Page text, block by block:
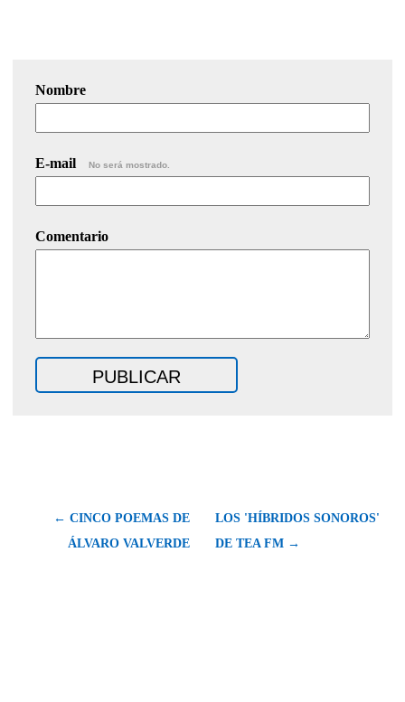
Nombre
E-mail No será mostrado.
Comentario
← CINCO POEMAS DE
ÁLVARO VALVERDE
LOS 'HÍBRIDOS SONOROS'
DE TEA FM →